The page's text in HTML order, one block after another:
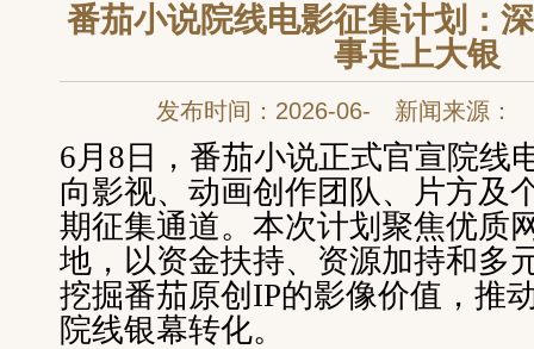
番茄小说院线电影征集计划：
事走上大银
发布时间：2026-06- 新闻来源：
6月8日，番茄小说正式官宣院线
向影视、动画创作团队、片方及
期征集通道。本次计划聚焦优质
地，以资金扶持、资源加持和多
挖掘番茄原创IP的影像价值，推
院线银幕转化。